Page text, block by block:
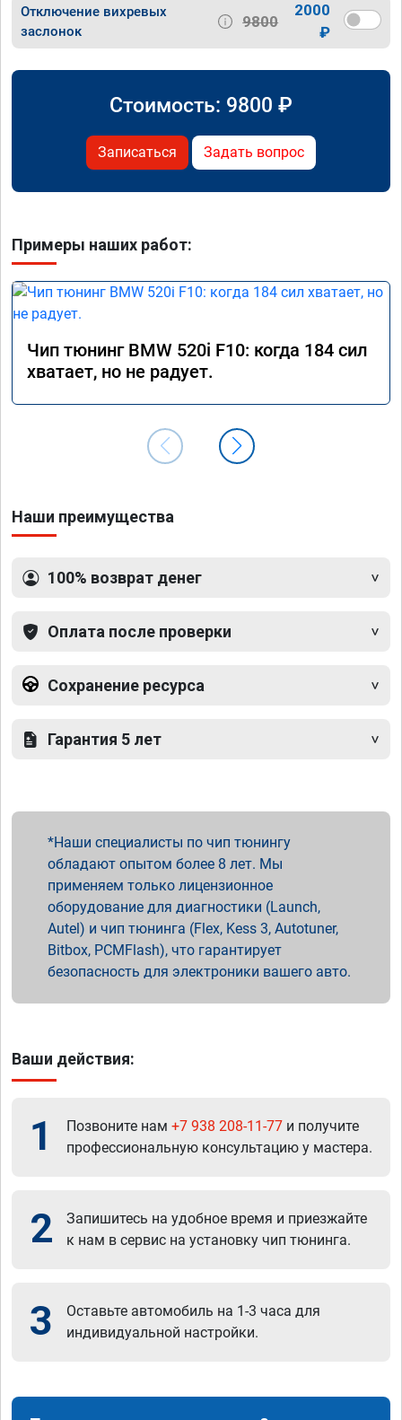
Отключение вихревых
заслонок
9800
2000
₽
Стоимость: 9800 ₽
Записаться Задать вопрос
Примеры наших работ:
Чип тюнинг BMW 520i F10: когда 184 сил
хватает, но не радует.
Наши преимущества
100% возврат денег
Оплата после проверки
Сохранение ресурса
Гарантия 5 лет
Наши специалисты по чип тюнингу
обладают опытом более 8 лет. Мы
применяем только лицензионное
оборудование для диагностики (Launch,
Autel) и чип тюнинга (Flex, Kess 3, Autotuner,
Bitbox, PCMFlash), что гарантирует
безопасность для электроники вашего авто.
Ваши действия:
1 Позвоните нам +7 938 208-11-77 и получите
профессиональную консультацию у мастера.
2
Запишитесь на удобное время и приезжайте
к нам в сервис на установку чип тюнинга.
3
Оставьте автомобиль на 1-3 часа для
индивидуальной настройки.